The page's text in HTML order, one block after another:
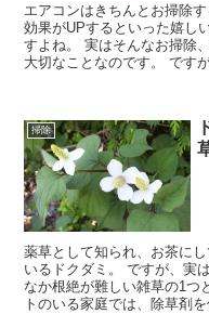
エアコンはきちんとお掃除
効果がUPするといった嬉し
すよね。 実はそんなお掃除
大切なことなのです。 です
掃除
薬草として知られ、お茶に
いるドクダミ。 ですが、実
なか根絶が難しい雑草の1つ
トのいる家庭では、除草剤